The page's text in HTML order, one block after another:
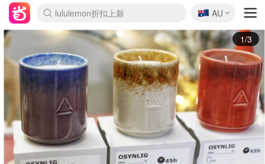
lululemon折扣上新
Sasa美妆护肤3.5折
SSENSE年中2.5折
FreshBeauty好价汇总
Cettire降价+叠9折
WWS Coles超市实拍
viagogo二手票捡漏
Myer超级周末
The Outnet奢牌1折起
David Jones 3折起
Flannels大牌1折
Perfumes Club护肤1折
AMIRO面罩$251
Amazon折扣汇总
eToro入金$200送$50
Amazon数码好物
ICONIC本周7.5折
ThedoubleF高奢地板价
Moose Knuckles 6折
丝芙兰5折起
EUFY摄像头$98
Selenichast首饰2折
Trip机票酒店促销
YSL送5件彩妆礼
Amazon家居好物
Amazon美妆护肤
雅漾大喷$8
过敏原检测盒$33
伊索独家赠50ml沐浴露
科颜氏高保湿面霜$29
SEALIFE海洋馆门票6折
丝塔芙大白罐$16
订阅Newsletter送香薰
Cult Beauty 6.8折
Harrods圣诞日历$525
LN-CC奢牌私促3折
d'Alba空姐喷雾$16
EVE LOM套装£56
Bernardelli独家4折
Adore Beauty 6折起
CT圣诞日历
Mytheresa奢品2.7折
Luxury Escapes 9折
Currentbody美容仪$881
MOON Garden Live
Roborock扫地机$649
Tingo Life水杯$24
Valentino官网5折
CR洗护套装$23
修丽可4件套$159
Myer彩妆2件7折
GANNI官网4.5折
Stylevana韩妆4折
Tessabit高奢8.5折
OGX洗发水$11
Amazon阿德莱德次日达
卡诗8.5折+赠礼
Philips Hue灯具8折
🇦🇺
AU
$19.99(到手价)
2/3